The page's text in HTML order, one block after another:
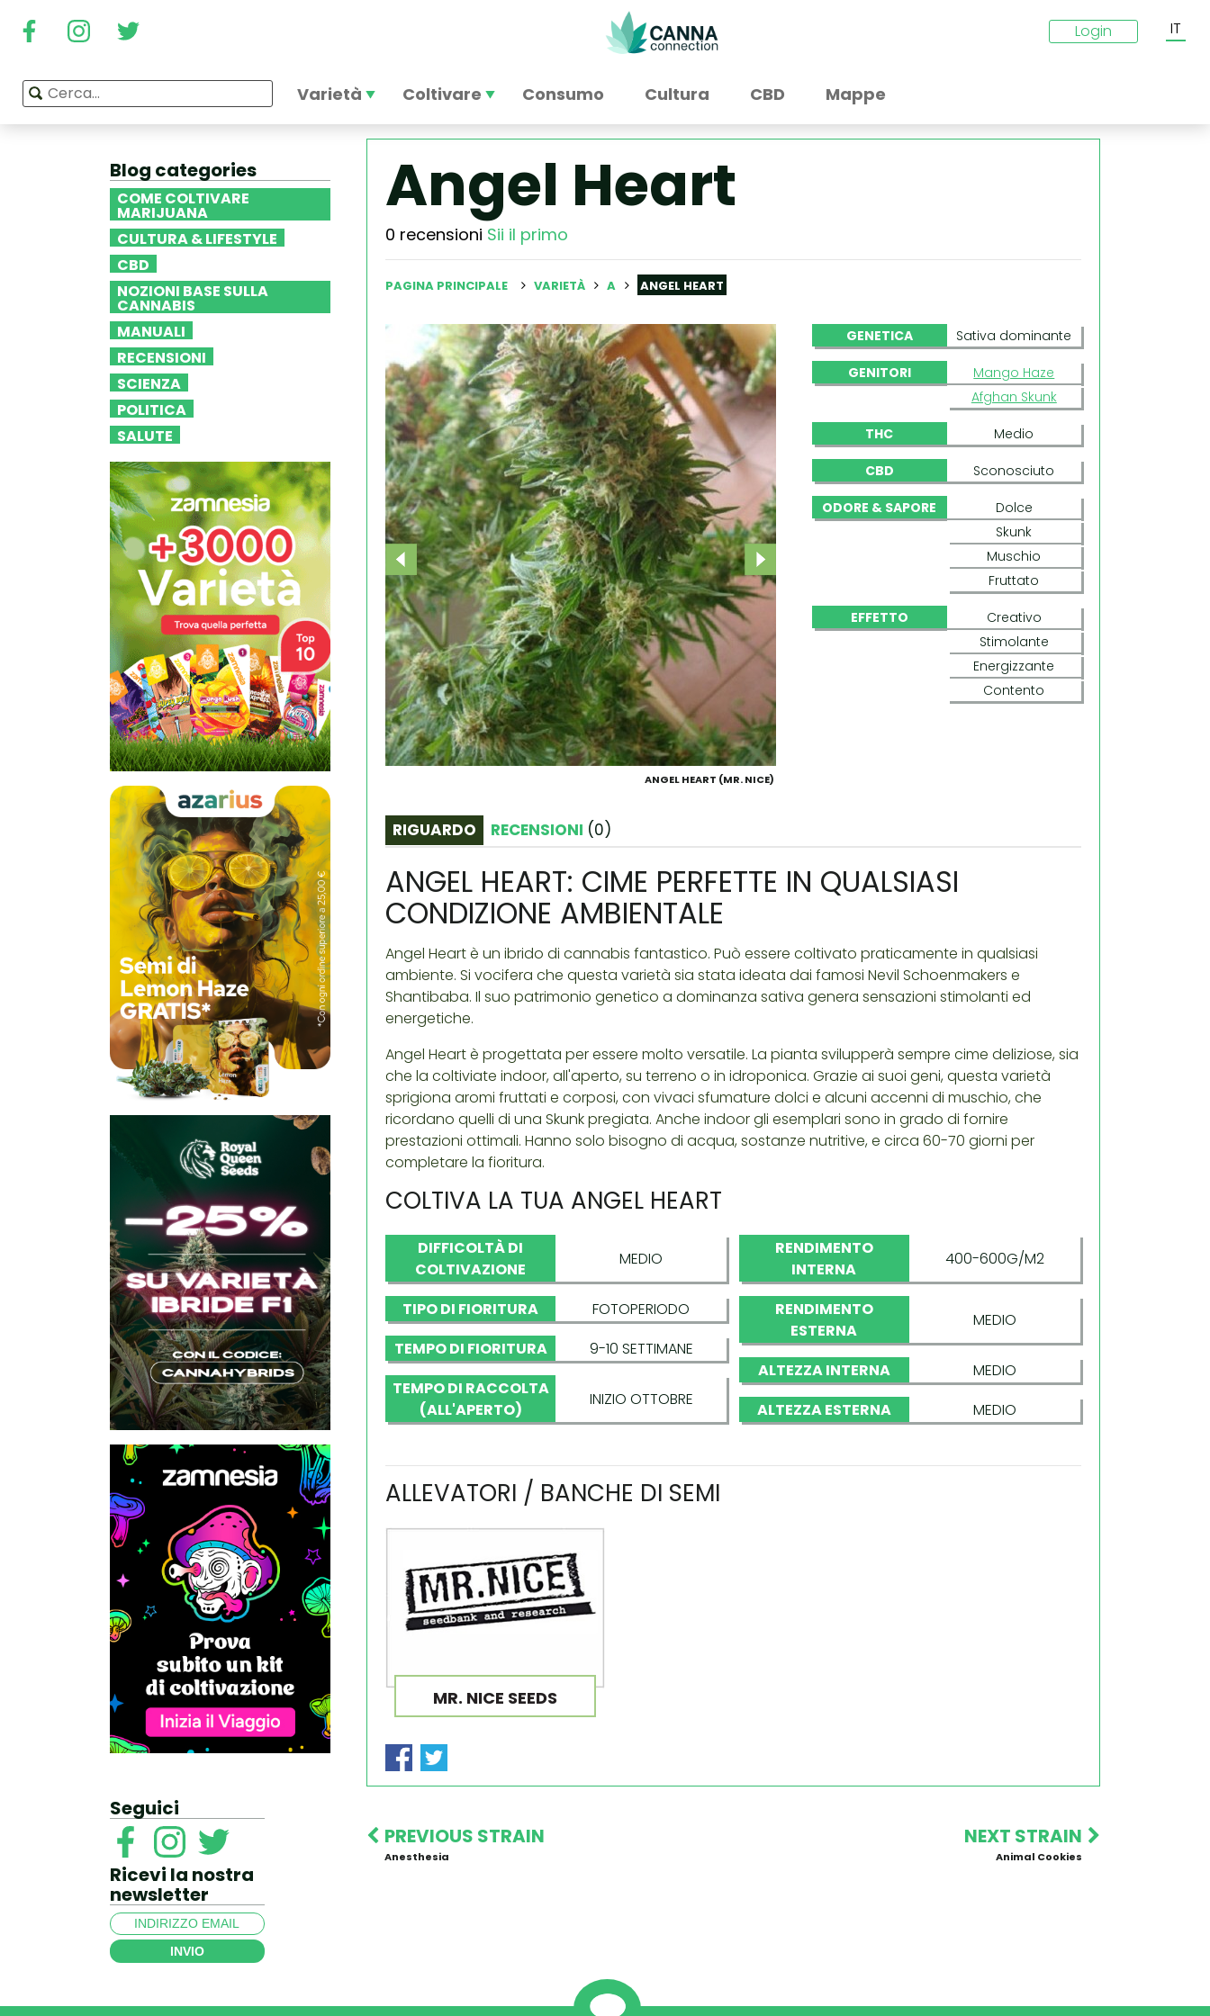
Login IT
Varietà Coltivare Consumo Cultura CBD Mappe
Blog categories
COME COLTIVARE
MARIJUANA
CULTURA & LIFESTYLE
CBD
NOZIONI BASE SULLA
CANNABIS
MANUALI
RECENSIONI
SCIENZA
POLITICA
SALUTE
Seguici
Ricevi la nostra
newsletter
INVIO
Angel Heart
0 recensioni Sii il primo
PAGINA PRINCIPALE VARIETÀ A ANGEL HEART
ANGEL HEART (MR. NICE)
GENETICA Sativa dominante
GENITORI
Mango Haze
Afghan Skunk
THC Medio
CBD Sconosciuto
ODORE & SAPORE
Dolce
Skunk
Muschio
Fruttato
EFFETTO
Creativo
Stimolante
Energizzante
Contento
RIGUARDO RECENSIONI (0)
ANGEL HEART: CIME PERFETTE IN QUALSIASI
CONDIZIONE AMBIENTALE
Angel Heart è un ibrido di cannabis fantastico. Può essere coltivato praticamente in qualsiasi
ambiente. Si vocifera che questa varietà sia stata ideata dai famosi Nevil Schoenmakers e
Shantibaba. Il suo patrimonio genetico a dominanza sativa genera sensazioni stimolanti ed
energetiche.
Angel Heart è progettata per essere molto versatile. La pianta svilupperà sempre cime deliziose, sia
che la coltiviate indoor, all'aperto, su terreno o in idroponica. Grazie ai suoi geni, questa varietà
sprigiona aromi fruttati e corposi, con vivaci sfumature dolci e alcuni accenni di muschio, che
ricordano quelli di una Skunk pregiata. Anche indoor gli esemplari sono in grado di fornire
prestazioni ottimali. Hanno solo bisogno di acqua, sostanze nutritive, e circa 60-70 giorni per
completare la fioritura.
COLTIVA LA TUA ANGEL HEART
DIFFICOLTÀ DI
COLTIVAZIONE
MEDIO
TIPO DI FIORITURA
FOTOPERIODO
TEMPO DI FIORITURA
9-10 SETTIMANE
TEMPO DI RACCOLTA
(ALL'APERTO)
INIZIO OTTOBRE
RENDIMENTO
INTERNA
400-600G/M2
RENDIMENTO
ESTERNA
MEDIO
ALTEZZA INTERNA
MEDIO
ALTEZZA ESTERNA
MEDIO
ALLEVATORI / BANCHE DI SEMI
MR. NICE SEEDS
PREVIOUS STRAIN
Anesthesia
NEXT STRAIN
Animal Cookies